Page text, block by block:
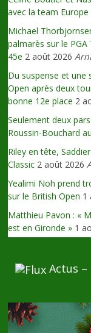
avec la team Europe
Michael
palmarès sur le
45e 2 août 2026
Du suspense et une
Open après deux
bonne 12e place 2
Seulement deux
Roussin-Bouchard
Riley en tête,
Classic 2 août 2026
Yealimi Noh prend
sur le British Open 1
Matthieu Pavon : «
est en Gironde » 1
Actus